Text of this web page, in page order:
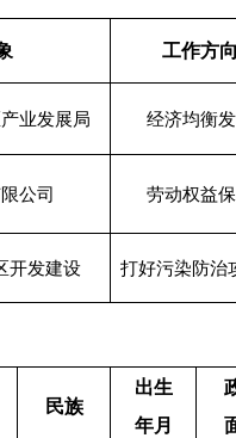
工作方
业发展局 经济均衡
公司 劳动权益
开发建设 打好污染防治
民族
出生
年月